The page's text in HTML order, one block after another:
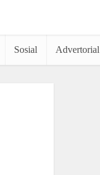
Sosial Advertorial